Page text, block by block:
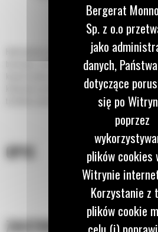
Hydrauliczne i ręczne zamiatarki nastawne Cat®
burtowym, miniładowarek gąsienicowych,
koparko-ładowarek, kompaktowych ładowarek
kołowych są doskonałe do czyszczenia parkingów,
tartaków, pasów startowych, ulic, podjazdów i alei.
OPIS
ZASTOSOWANIE
Bergerat
Sp. z o.o
jako
danych,
dotyczące
się po
poprzez
plików cookies
Witrynie
Korzystanie z
plików cookie